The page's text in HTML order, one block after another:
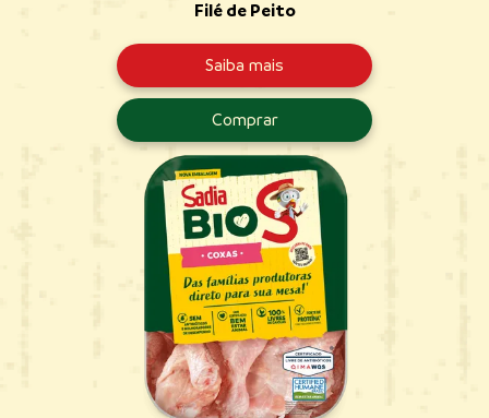
Filé de Peito
Saiba mais
Comprar